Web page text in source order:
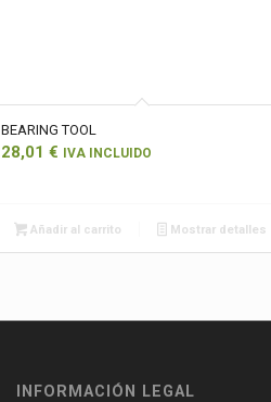
BEARING TOOL
28,01€ IVA INCLUIDO
Añadir al carrito Mostrar detalles
INFORMACIÓN LEGAL